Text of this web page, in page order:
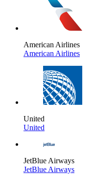
American Airlines
American Airlines
United
United
JetBlue Airways
JetBlue Airways